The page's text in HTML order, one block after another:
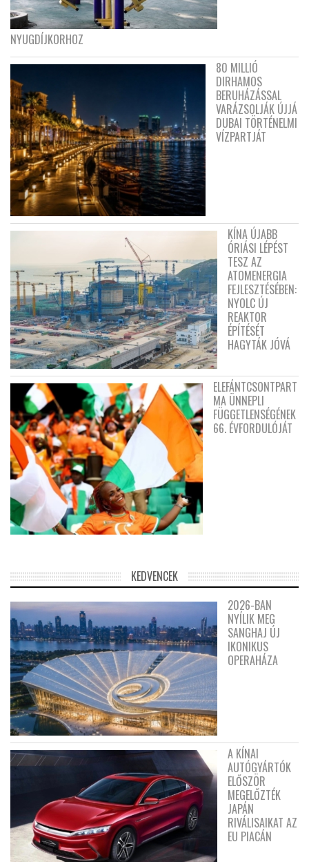
NYUGDÍJKORHOZ
80 MILLIÓ
DIRHAMOS
BERUHÁZÁSSAL
VARÁZSOLJÁK ÚJJÁ
DUBAI TÖRTÉNELMI
VÍZPARTJÁT
KÍNA ÚJABB
ÓRIÁSI LÉPÉST
TESZ AZ
ATOMENERGIA
FEJLESZTÉSÉBEN:
NYOLC ÚJ
REAKTOR
ÉPÍTÉSÉT
HAGYTÁK JÓVÁ
ELEFÁNTCSONTPART
MA ÜNNEPLI
FÜGGETLENSÉGÉNEK
66. ÉVFORDULÓJÁT
KEDVENCEK
2026-BAN
NYÍLIK MEG
SANGHAJ ÚJ
IKONIKUS
OPERAHÁZA
A KÍNAI
AUTÓGYÁRTÓK
ELŐSZÖR
MEGELŐZTÉK
JAPÁN
RIVÁLISAIKAT AZ
EU PIACÁN